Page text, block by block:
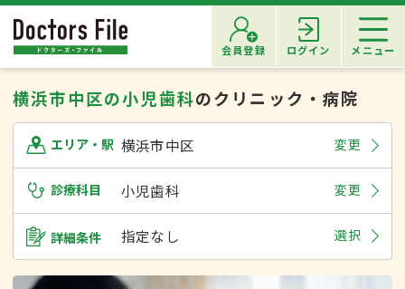
会員登録 ログイン メニュー
横浜市中区の小児歯科のクリニック・病院
エリア・駅 横浜市中区 変更
診療科目 小児歯科 変更
詳細条件 指定なし 選択